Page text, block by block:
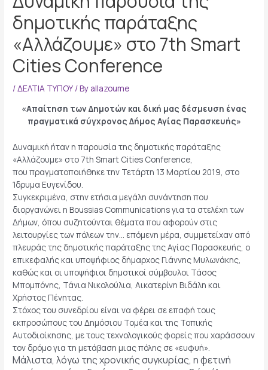
δημοτικής παράταξης
«Αλλάζουμε» στο 7th Smart
Cities Conference
/ΔΕΛΤΙΑ ΤΥΠΟΥ / By allazoume
«Απαίτηση των Δημοτών και δική μας δέσμευση ένας
πραγματικά σύγχρονος Δήμος Αγίας Παρασκευής»
Δυναμική ήταν η παρουσία της δημοτικής παράταξης
«Αλλάζουμε» στο 7th Smart Cities Conference,
που πραγματοποιήθηκε την Τετάρτη 13 Μαρτίου 2019, στο
Ίδρυμα Ευγενίδου.
Συγκεκριμένα, στην ετήσια μεγάλη συνάντηση που
διοργανώνει η Boussias Communications για τα στελέχη των
Δήμων, όπου συζητούνται θέματα που αφορούν στις
λειτουργίες των πόλεων την… επόμενη μέρα, συμμετείχαν από
πλευράς της δημοτικής παράταξης της Αγίας Παρασκευής, ο
επικεφαλής και υποψήφιος δήμαρχος Γιάννης Μυλωνάκης,
καθώς και οι υποψήφιοι δημοτικοί σύμβουλοι Τάσος
Μπομπόνης, Τάνια Νικολούλια, Αικατερίνη Βιδάλη και
Χρήστος Πένητας.
Στόχος του συνεδρίου είναι να φέρει σε επαφή τους
εκπροσώπους του Δημόσιου Τομέα και της Τοπικής
Αυτοδιοίκησης, με τους τεχνολογικούς φορείς που χαράσσουν
τον δρόμο για τη μετάβαση μιας πόλης σε «ευφυή».
Μάλιστα, λόγω της χρονικής συγκυρίας, η φετινή